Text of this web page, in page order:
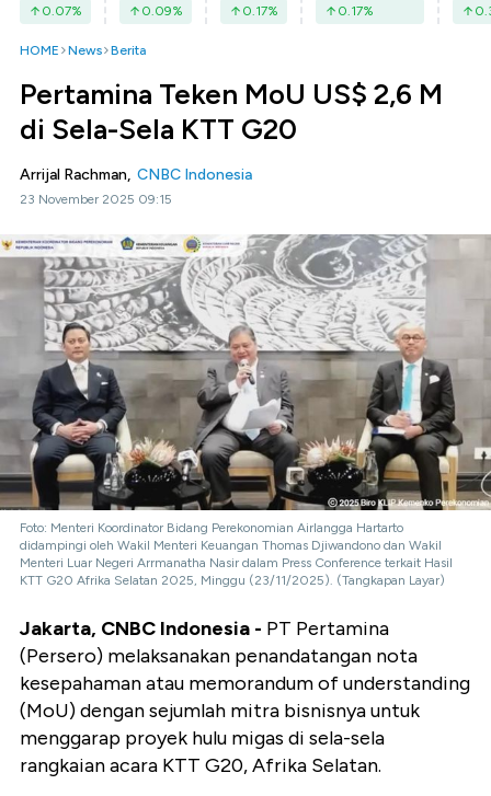
0.07% 0.09% 0.17% 0.17%
HOME News Berita
Pertamina Teken MoU US$ 2,6 M
di Sela-Sela KTT G20
Arrijal Rachman, CNBC Indonesia
23 November 2025 09:15
Foto: Menteri Koordinator Bidang Perekonomian Airlangga Hartarto
didampingi oleh Wakil Menteri Keuangan Thomas Djiwandono dan Wakil
Menteri Luar Negeri Arrmanatha Nasir dalam Press Conference terkait Hasil
KTT G20 Afrika Selatan 2025, Minggu (23/11/2025). (Tangkapan Layar)
Jakarta, CNBC Indonesia - PT Pertamina
(Persero) melaksanakan penandatangan nota
kesepahaman atau memorandum of understanding
(MoU) dengan sejumlah mitra bisnisnya untuk
menggarap proyek hulu migas di sela-sela
rangkaian acara KTT G20, Afrika Selatan.